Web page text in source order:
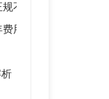
不孕不育专科推荐
用与专家选择攻略